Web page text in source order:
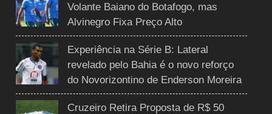
Volante Baiano do Botafogo, mas
Alvinegro Fixa Preço Alto
Experiência na Série B: Lateral
revelado pelo Bahia é o novo reforço
do Novorizontino de Enderson Moreira
Cruzeiro Retira Proposta de R$ 50